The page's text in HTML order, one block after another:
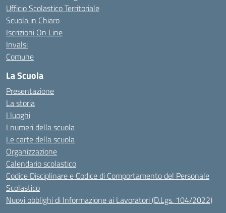
Ufficio Scolastico Territoriale
Scuola in Chiaro
Iscrizioni On Line
Invalsi
Comune
La Scuola
Presentazione
La storia
I luoghi
I numeri della scuola
Le carte della scuola
Organizzazione
Calendario scolastico
Codice Disciplinare e Codice di Comportamento del Personale
Scolastico
Nuovi obblighi di Informazione ai Lavoratori (D.Lgs. 104/2022)